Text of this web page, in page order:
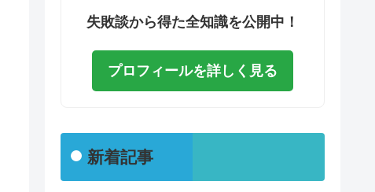
失敗談から得た全知識を公開中！
プロフィールを詳しく見る
新着記事